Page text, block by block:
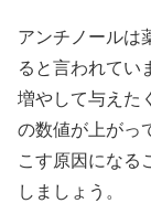
アンチノールは
ると言われてい
増やして与えた
の数値が上がっ
こす原因になる
しましょう。